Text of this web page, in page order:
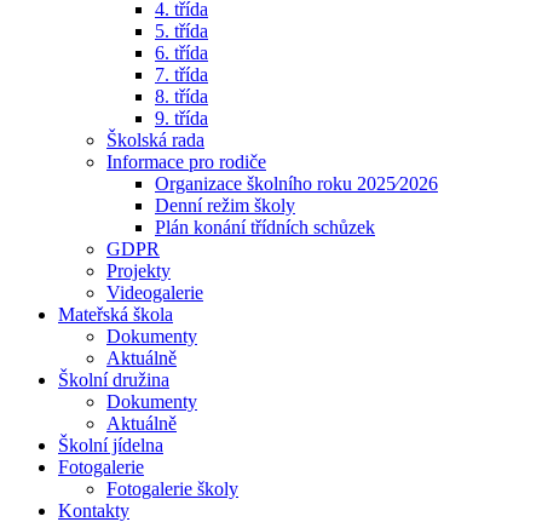
4. třída
5. třída
6. třída
7. třída
8. třída
9. třída
Školská rada
Informace pro rodiče
Organizace školního roku 2025⁄2026
Denní režim školy
Plán konání třídních schůzek
GDPR
Projekty
Videogalerie
Mateřská škola
Dokumenty
Aktuálně
Školní družina
Dokumenty
Aktuálně
Školní jídelna
Fotogalerie
Fotogalerie školy
Kontakty